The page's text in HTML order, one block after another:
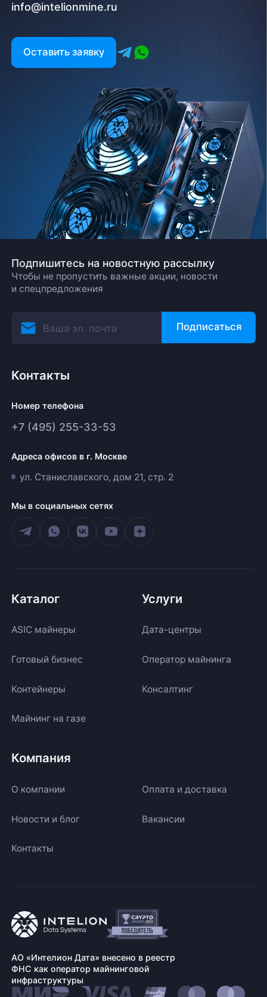
info@intelionmine.ru
Оставить заявку
Подпишитесь на новостную рассылку
Чтобы не пропустить важные акции, новости
и спецпредложения
Подписаться
Контакты
Номер телефона
+7 (495) 255-33-53
Адреса офисов в г. Москве
ул. Станиславского, дом 21, стр. 2
Мы в социальных сетях
Каталог
ASIC майнеры
Готовый бизнес
Контейнеры
Майнинг на газе
Услуги
Дата-центры
Оператор майнинга
Консалтинг
Компания
О компании Оплата и доставка
Новости и блог Вакансии
Контакты
АО «Интелион Дата» внесено в реестр
ФНС как оператор майнинговой
инфраструктуры